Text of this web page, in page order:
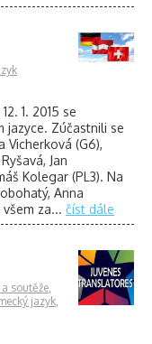
1. 2015 se
jazyce. Zúčastnili se
Vicherková (G6),
Jan
Kolegar (PL3). Na
Anna
za... číst dále
soutěže,
jazyk,